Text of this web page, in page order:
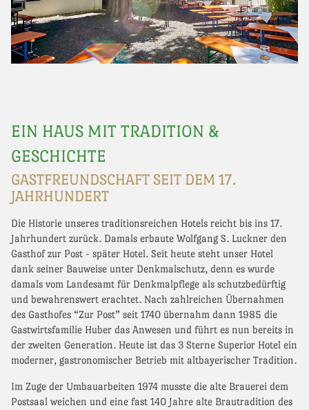
EIN HAUS MIT TRADITION &
GESCHICHTE
GASTFREUNDSCHAFT SEIT DEM 17.
JAHRHUNDERT
Die Historie unseres traditionsreichen Hotels reicht bis ins 17.
Jahrhundert zurück. Damals erbaute Wolfgang S. Luckner den
Gasthof zur Post - später Hotel. Seit heute steht unser Hotel
dank seiner Bauweise unter Denkmalschutz, denn es wurde
damals vom Landesamt für Denkmalpflege als schutzbedürftig
und bewahrenswert erachtet. Nach zahlreichen Übernahmen
des Gasthofes “Zur Post” seit 1740 übernahm dann 1985 die
Gastwirtsfamilie Huber das Anwesen und führt es nun bereits in
der zweiten Generation. Heute ist das 3 Sterne Superior Hotel ein
moderner, gastronomischer Betrieb mit altbayerischer Tradition.
Im Zuge der Umbauarbeiten 1974 musste die alte Brauerei dem
Postsaal weichen und eine fast 140 Jahre alte Brautradition des